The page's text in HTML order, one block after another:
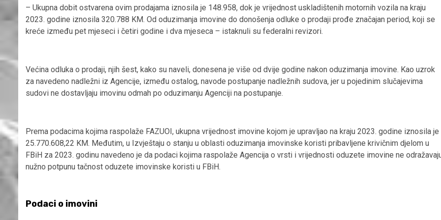
– Ukupna dobit ostvarena ovim prodajama iznosila je 148.958, dok je vrijednost uskladištenih motornih vozila na kraju
2023. godine iznosila 320.788 KM. Od oduzimanja imovine do donošenja odluke o prodaji prođe značajan period, koji se
kreće između pet mjeseci i četiri godine i dva mjeseca – istaknuli su federalni revizori.
Većina odluka o prodaji, njih šest, kako su naveli, donesena je više od dvije godine nakon oduzimanja imovine. Kao uzrok
za navedeno nadležni iz Agencije, između ostalog, navode postupanje nadležnih sudova, jer u pojedinim slučajevima
sudovi ne dostavljaju imovinu odmah po oduzimanju Agenciji na postupanje.
Prema podacima kojima raspolaže FAZUOI, ukupna vrijednost imovine kojom je upravljao na kraju 2023. godine iznosila je
25.770.608,22 KM. Međutim, u Izvještaju o stanju u oblasti oduzimanja imovinske koristi pribavljene krivičnim djelom u
FBiH za 2023. godinu navedeno je da podaci kojima raspolaže Agencija o vrsti i vrijednosti oduzete imovine ne
nužno potpunu tačnost oduzete imovinske koristi u FBiH.
Podaci o imovini